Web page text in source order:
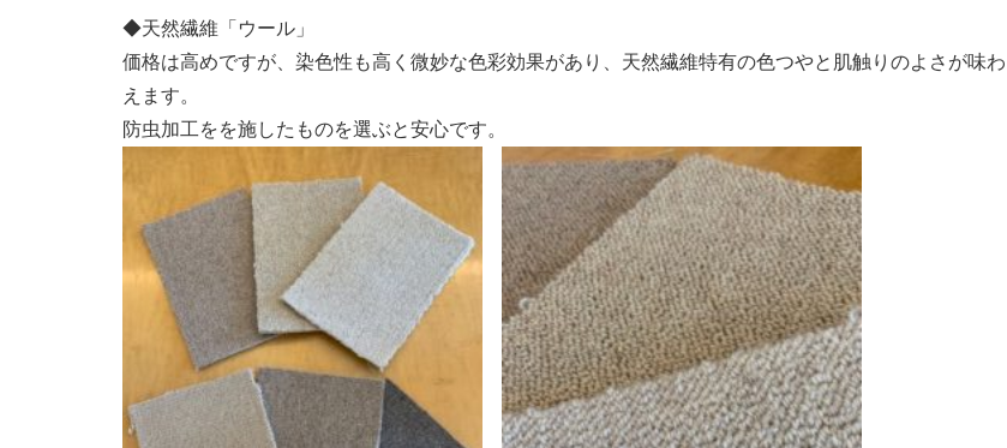
◆天然繊維「ウール」
価格は高めですが、染色性も高く微妙な色彩効果があり、天然繊維特有の色つやと肌触りのよさが味わ
えます。
防虫加工をを施したものを選ぶと安心です。